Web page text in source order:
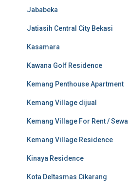
Jababeka
Jatiasih Central City Bekasi
Kasamara
Kawana Golf Residence
Kemang Penthouse Apartment
Kemang Village dijual
Kemang Village For Rent / Sewa
Kemang Village Residence
Kinaya Residence
Kota Deltasmas Cikarang